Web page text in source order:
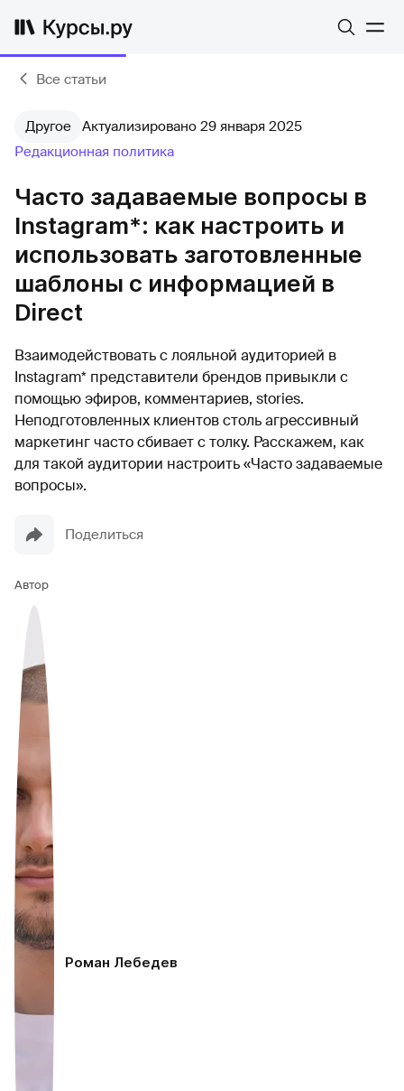
Все статьи
Другое Актуализировано 29 января 2025
Редакционная политика
Часто задаваемые вопросы в
Instagram*: как настроить и
использовать заготовленные
шаблоны с информацией в
Direct
Взаимодействовать с лояльной аудиторией в
Instagram* представители брендов привыкли с
помощью эфиров, комментариев, stories.
Неподготовленных клиентов столь агрессивный
маркетинг часто сбивает с толку. Расскажем, как
для такой аудитории настроить «Часто задаваемые
вопросы».
Поделиться
Автор
Роман Лебедев